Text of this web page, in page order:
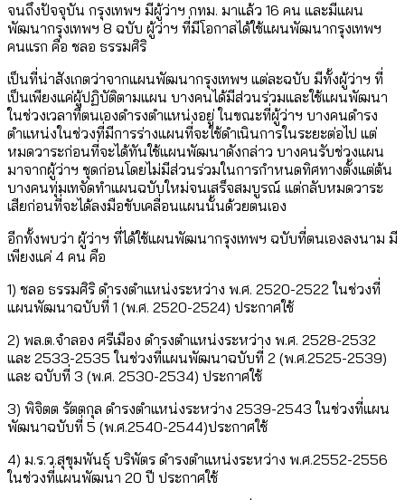
จนถึงปัจจุบัน กรุงเทพฯ มีผู้ว่าฯ กทม. มาแล้ว 16 คน และมีแผน
พัฒนากรุงเทพฯ 8 ฉบับ ผู้ว่าฯ ที่มีโอกาสได้ใช้แผนพัฒนากรุงเทพฯ
คนแรก คือ ชลอ ธรรมศิริ
เป็นที่น่าสังเกตว่าจากแผนพัฒนากรุงเทพฯ แต่ละฉบับ มีทั้งผู้ว่าฯ ที่
เป็นเพียงแค่ผู้ปฏิบัติตามแผน บางคนได้มีส่วนร่วมและใช้แผนพัฒนา
ในช่วงเวลาที่ตนเองดำรงตำแหน่งอยู่ ในขณะที่ผู้ว่าฯ บางคนดำรง
ตำแหน่งในช่วงที่มีการร่างแผนที่จะใช้ดำเนินการในระยะต่อไป แต่
หมดวาระก่อนที่จะได้ทันใช้แผนพัฒนาดังกล่าว บางคนรับช่วงแผน
มาจากผู้ว่าฯ ชุดก่อนโดยไม่มีส่วนร่วมในการกำหนดทิศทางตั้งแต่ต้น
บางคนทุ่มเทจัดทำแผนฉบับใหม่จนเสร็จสมบูรณ์ แต่กลับหมดวาระ
เสียก่อนที่จะได้ลงมือขับเคลื่อนแผนนั้นด้วยตนเอง
อีกทั้งพบว่า ผู้ว่าฯ ที่ได้ใช้แผนพัฒนากรุงเทพฯ ฉบับที่ตนเองลงนาม มี
เพียงแค่ 4 คน คือ
1) ชลอ ธรรมศิริ ดำรงตำแหน่งระหว่าง พ.ศ. 2520-2522 ในช่วงที่
แผนพัฒนาฉบับที่ 1 (พ.ศ. 2520-2524) ประกาศใช้
2) พล.ต.จำลอง ศรีเมือง ดำรงตำแหน่งระหว่าง พ.ศ. 2528-2532
และ 2533-2535 ในช่วงที่แผนพัฒนาฉบับที่ 2 (พ.ศ.2525-2539)
และ ฉบับที่ 3 (พ.ศ. 2530-2534) ประกาศใช้
3) พิจิตต รัตตกุล ดำรงตำแหน่งระหว่าง 2539-2543 ในช่วงที่แผน
พัฒนาฉบับที่ 5 (พ.ศ.2540-2544)ประกาศใช้
4) ม.ร.ว.สุขุมพันธุ์ บริพัตร ดำรงตำแหน่งระหว่าง พ.ศ.2552-2556
ในช่วงที่แผนพัฒนา 20 ปี ประกาศใช้